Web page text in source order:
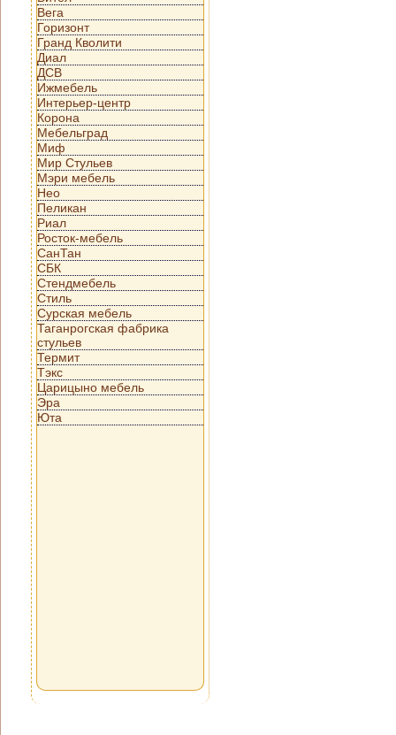
Вега
Горизонт
Гранд Кволити
Диал
ДСВ
Ижмебель
Интерьер-центр
Корона
Мебельград
Миф
Мир Стульев
Мэри мебель
Нео
Пеликан
Риал
Росток-мебель
СанТан
СБК
Стендмебель
Стиль
Сурская мебель
Таганрогская фабрика
стульев
Термит
Тэкс
Царицыно мебель
Эра
Юта